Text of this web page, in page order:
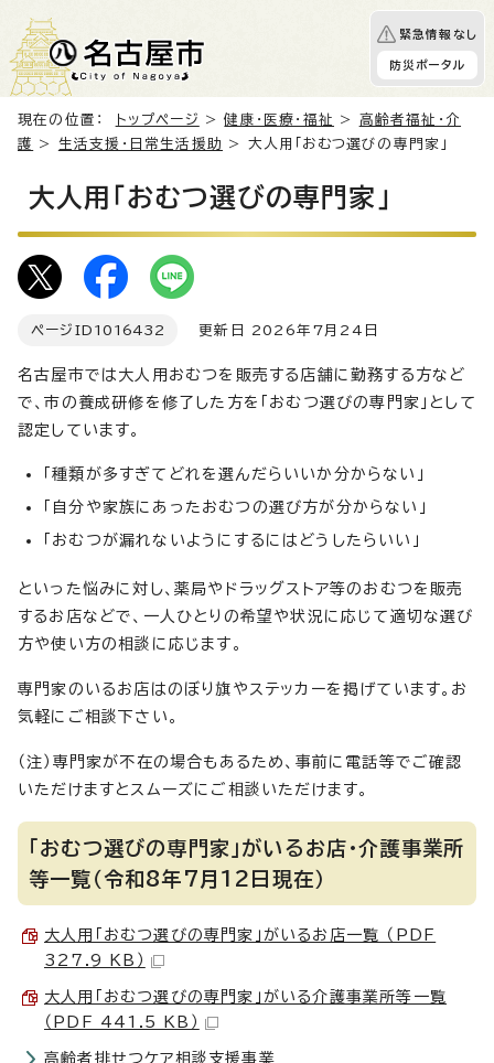
緊急情報なし
防災ポータル
現在の位置： トップページ >健康・医療・福祉 > 高齢者福祉・介
護
> 生活支援・日常生活援助 > 大人用「おむつ選びの専門家」
大人用「おむつ選びの専門家」
ページID 1016432 更新日 2026年7月24日
名古屋市では大人用おむつを販売する店舗に勤務する方など
で、市の養成研修を修了した方を「おむつ選びの専門家」として
認定しています。
「種類が多すぎてどれを選んだらいいか分からない」
「自分や家族にあったおむつの選び方が分からない」
「おむつが漏れないようにするにはどうしたらいい」
といった悩みに対し、薬局やドラッグストア等のおむつを販売
するお店などで、一人ひとりの希望や状況に応じて適切な選び
方や使い方の相談に応じます。
専門家のいるお店はのぼり旗やステッカーを掲げています。お
気軽にご相談下さい。
（注）専門家が不在の場合もあるため、事前に電話等でご確認
いただけますとスムーズにご相談いただけます。
「おむつ選びの専門家」がいるお店・介護事業所
等一覧（令和8年7月12日現在）
大人用「おむつ選びの専門家」がいるお店一覧 （PDF
327.9 KB）
大人用「おむつ選びの専門家」がいる介護事業所等一覧
（PDF 441.5 KB）
高齢者排せつケア相談支援事業